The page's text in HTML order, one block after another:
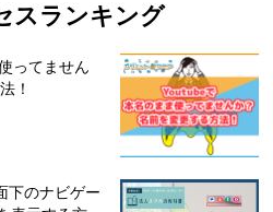
スランキング
ってません
！
下のナビゲー